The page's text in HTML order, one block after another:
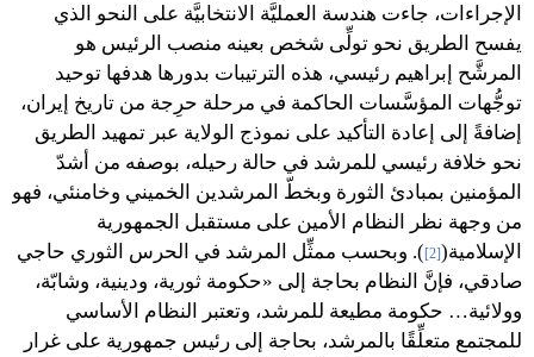
الإجراءات، جاءت هندسة العمليَّة الانتخابيَّة على النحو الذي
يفسح الطريق نحو تولِّى شخص بعينه منصب الرئيس هو
المرشَّح إبراهيم رئيسي، هذه الترتيبات بدورها هدفها توحيد
توجُّهات المؤسَّسات الحاكمة في مرحلة حرِجة من تاريخ إيران،
إضافةً إلى إعادة التأكيد على نموذج الولاية عبر تمهيد الطريق
نحو خلافة رئيسي للمرشد في حالة رحيله، بوصفه من أشدّ
المؤمنين بمبادئ الثورة وبخطّ المرشدين الخميني وخامنئي، فهو
من وجهة نظر النظام الأمين على مستقبل الجمهورية
الإسلامية([2]
). وبحسب ممثِّل المرشد في الحرس الثوري حاجي
صادقي، فإنَّ النظام بحاجة إلى «حكومة ثورية، ودينية، وشابّة،
وولائية… حكومة مطيعة للمرشد، وتعتبر النظام الأساسي
للمجتمع متعلِّقًا بالمرشد، بحاجة إلى رئيس جمهورية على غرار